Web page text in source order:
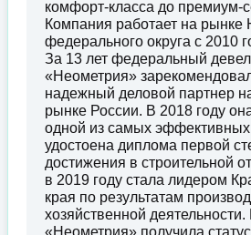
комфорт-класса до премиум-
Компания работает на
федерального округа с 2010
За 13 лет федеральный
«Неометрия»
надежный деловой партнер
рынке России. В 2018 году
одной из самых
удостоена диплома первой
достижения в строительной
в 2019 году стала лидером
края по результатам
хозяйственной
«Неометрия» получила статус